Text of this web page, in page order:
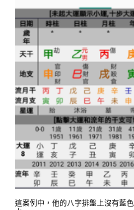
這案例中，他的八字排盤上沒有藍色